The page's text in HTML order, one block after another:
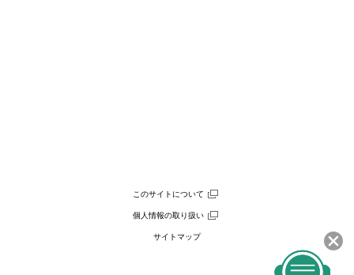
このサイトについて
個人情報の取り扱い
サイトマップ